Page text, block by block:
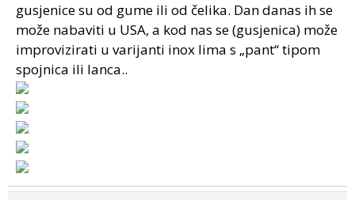
gusjenice su od gume ili od čelika. Dan danas ih se
može nabaviti u USA, a kod nas se (gusjenica) može
improvizirati u varijanti inox lima s „pant“ tipom
spojnica ili lanca..